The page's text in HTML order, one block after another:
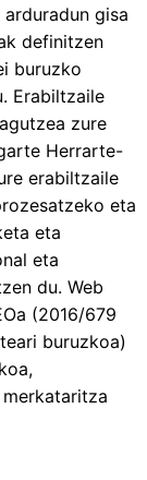
gisa
definitzen
buruzko
Erabiltzaile
zure
Herrarte-
erabiltzaile
eta
eta
eta
du. Web
(2016/679
buruzkoa)